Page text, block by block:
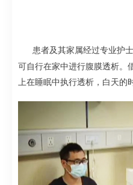
患者及其家属经过专业护
可自行在家中进行腹膜透析。
上在睡眠中执行透析，白天的